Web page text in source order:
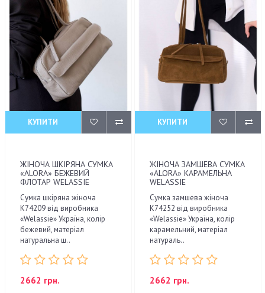
КУПИТИ
ЖІНОЧА ШКІРЯНА СУМКА
«ALORA» БЕЖЕВИЙ
ФЛОТАР WELASSIE
Сумка шкіряна жіноча
K74209 від виробника
«Welassie» Україна, колір
бежевий, матеріал
натуральна ш..
2662 грн.
КУПИТИ
ЖІНОЧА ЗАМШЕВА СУМКА
«ALORA» КАРАМЕЛЬНА
WELASSIE
Сумка замшева жіноча
K74252 від виробника
«Welassie» Україна, колір
карамельний, матеріал
натураль..
2662 грн.